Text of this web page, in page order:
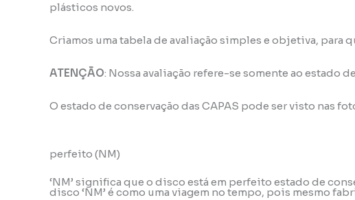
plásticos novos.
Criamos uma tabela de avaliação simples e objetiva, para
ATENÇÃO: Nossa avaliação refere-se somente ao estado
O estado de conservação das CAPAS pode ser visto nas
perfeito (NM)
‘NM’ significa que o disco está em perfeito estado de
disco ‘NM’ é como uma viagem no tempo, pois mesmo